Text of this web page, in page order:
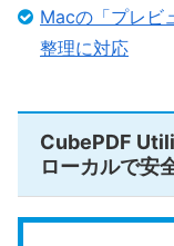
Macの「プレビ
整理に対応
CubePDF
ローカルで安